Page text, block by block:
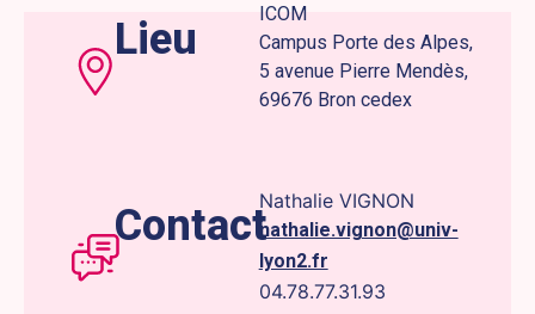
Lieu
ICOM
Campus Porte des Alpes,
5 avenue Pierre Mendès,
69676 Bron cedex
ContactNathalie VIGNON
nathalie.vignon@univ-
lyon2.fr
04.78.77.31.93